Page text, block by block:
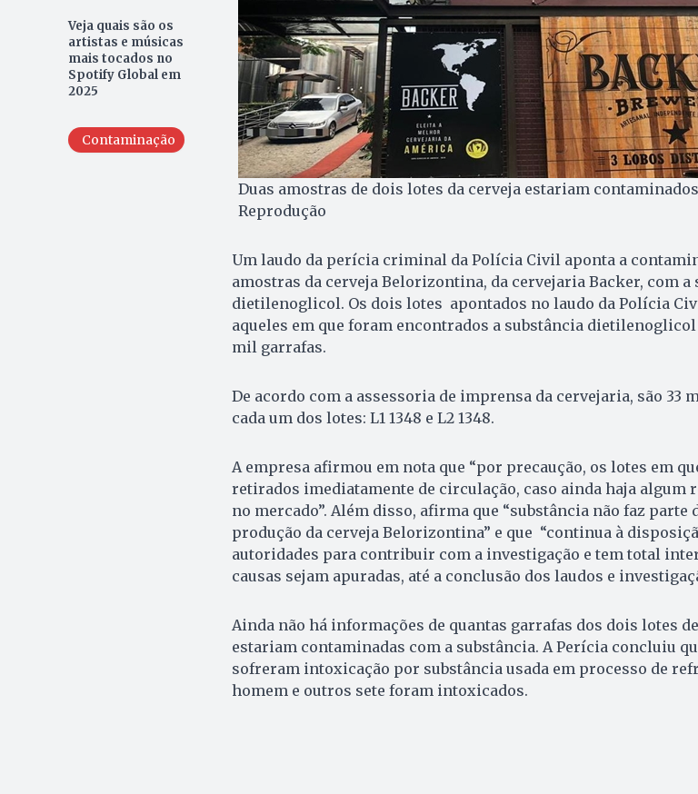
Veja quais são os
artistas e músicas
mais tocados no
Spotify Global em
2025
Contaminação
Duas amostras de dois lotes da cerveja estariam
Reprodução
Um laudo da perícia criminal da Polícia Civil aponta a
amostras da cerveja Belorizontina, da cervejaria Backer, com a
dietilenoglicol. Os dois lotes apontados no laudo da Polícia
aqueles em que foram encontrados a substância
mil garrafas.
De acordo com a assessoria de imprensa da cervejaria, são 33
cada um dos lotes: L1 1348 e L2 1348.
A empresa afirmou em nota que “por precaução, os lotes em
retirados imediatamente de circulação, caso ainda haja algum
no mercado”. Além disso, afirma que “substância não faz parte
produção da cerveja Belorizontina” e que “continua à
autoridades para contribuir com a investigação e tem total
causas sejam apuradas, até a conclusão dos laudos e
Ainda não há informações de quantas garrafas dos dois lotes
estariam contaminadas com a substância. A Perícia concluiu
sofreram intoxicação por substância usada em processo de
homem e outros sete foram intoxicados.